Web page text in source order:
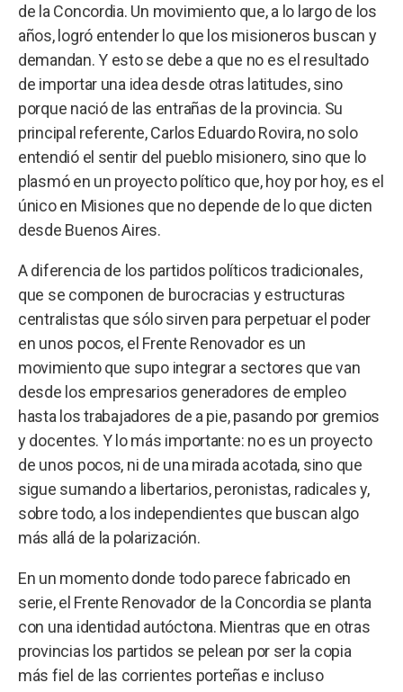
de la Concordia. Un movimiento que, a lo largo de los
años, logró entender lo que los misioneros buscan y
demandan. Y esto se debe a que no es el resultado
de importar una idea desde otras latitudes, sino
porque nació de las entrañas de la provincia. Su
principal referente, Carlos Eduardo Rovira, no solo
entendió el sentir del pueblo misionero, sino que lo
plasmó en un proyecto político que, hoy por hoy, es el
único en Misiones que no depende de lo que dicten
desde Buenos Aires.
A diferencia de los partidos políticos tradicionales,
que se componen de burocracias y estructuras
centralistas que sólo sirven para perpetuar el poder
en unos pocos, el Frente Renovador es un
movimiento que supo integrar a sectores que van
desde los empresarios generadores de empleo
hasta los trabajadores de a pie, pasando por gremios
y docentes. Y lo más importante: no es un proyecto
de unos pocos, ni de una mirada acotada, sino que
sigue sumando a libertarios, peronistas, radicales y,
sobre todo, a los independientes que buscan algo
más allá de la polarización.
En un momento donde todo parece fabricado en
serie, el Frente Renovador de la Concordia se planta
con una identidad autóctona. Mientras que en otras
provincias los partidos se pelean por ser la copia
más fiel de las corrientes porteñas e incluso